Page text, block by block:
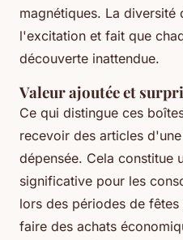
magnétiques. La diversité
l'excitation et fait que
découverte inattendue.
Valeur ajoutée et
Ce qui distingue ces
recevoir des articles
dépensée. Cela constitue
significative pour les
lors des périodes de
faire des achats